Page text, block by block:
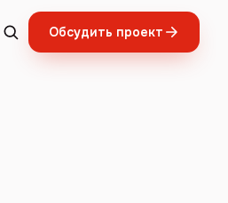
Обсудить проект